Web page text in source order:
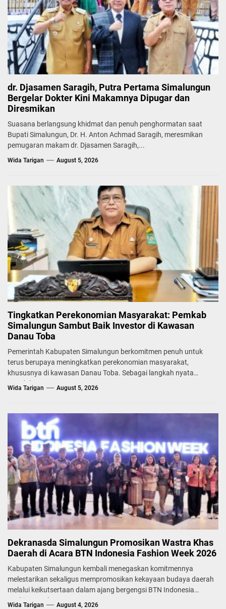
dr. Djasamen Saragih, Putra Pertama Simalungun
Bergelar Dokter Kini Makamnya Dipugar dan
Diresmikan
Suasana berlangsung khidmat dan penuh penghormatan saat
Bupati Simalungun, Dr. H. Anton Achmad Saragih, meresmikan
pemugaran makam dr. Djasamen Saragih,...
Wida Tarigan August 5, 2026
Tingkatkan Perekonomian Masyarakat: Pemkab
Simalungun Sambut Baik Investor di Kawasan
Danau Toba
Pemerintah Kabupaten Simalungun berkomitmen penuh untuk
terus berupaya meningkatkan perekonomian masyarakat,
khususnya di kawasan Danau Toba. Sebagai langkah nyata
mendukung...
Wida Tarigan August 5, 2026
Dekranasda Simalungun Promosikan Wastra Khas
Daerah di Acara BTN Indonesia Fashion Week 2026
Kabupaten Simalungun kembali menegaskan komitmennya
melestarikan sekaligus mempromosikan kekayaan budaya daerah
melalui keikutsertaan dalam ajang bergengsi BTN Indonesia
Fashion Week...
Wida Tarigan August 4, 2026